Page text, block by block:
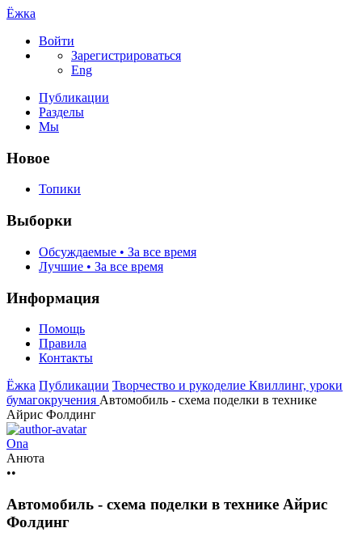
Ёжка
Войти
Зарегистрироваться
Eng
Публикации
Разделы
Мы
Новое
Топики
Выборки
Обсуждаемые • За все время
Лучшие • За все время
Информация
Помощь
Правила
Контакты
Ёжка Публикации Творчество и рукоделие Квиллинг, уроки
бумагокручения Автомобиль - схема поделки в технике
Айрис Фолдинг
Ona
Анюта
••
Автомобиль - схема поделки в технике Айрис
Фолдинг